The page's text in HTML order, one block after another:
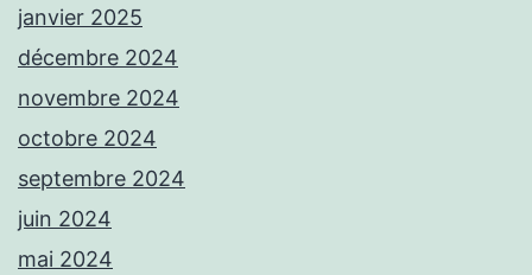
janvier 2025
décembre 2024
novembre 2024
octobre 2024
septembre 2024
juin 2024
mai 2024